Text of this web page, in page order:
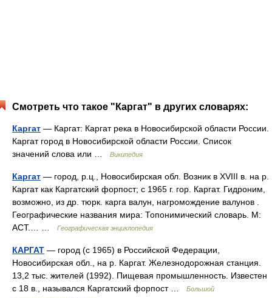
Смотреть что такое "Каргат" в других словарях:
Каргат — Каргат: Каргат река в Новосибирской области России.
Каргат город в Новосибирской области России. Список
значений слова или …
Википедия
Каргат — город, р.ц., Новосибирская обл. Возник в XVIII в. на р.
Каргат как Каргатский форпост; с 1965 г. гор. Каргат. Гидроним,
возможно, из др. тюрк. карга валун, нагромождение валунов .
Географические названия мира: Топонимический словарь. М:
АСТ.… …
Географическая энциклопедия
КАРГАТ — город (с 1965) в Российской Федерации,
Новосибирская обл., на р. Каргат. Железнодорожная станция.
13,2 тыс. жителей (1992). Пищевая промышленность. Известен
с 18 в., назывался Каргатский форпост …
Большой